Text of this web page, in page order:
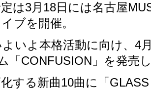
は3月18日には名古屋
ブを開催。
いよ本格活動に向け、4
「CONFUSION」を発売
する新曲10曲に「